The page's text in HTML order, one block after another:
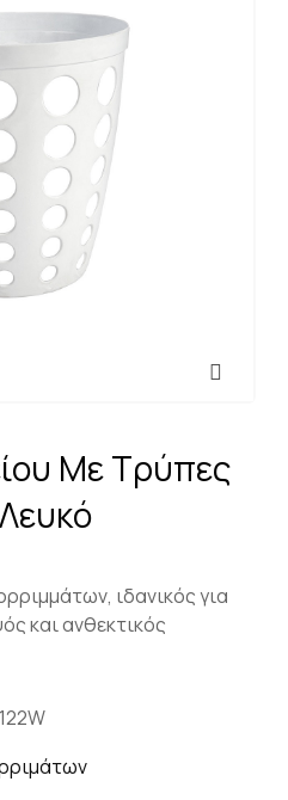
Με Τρύπες
ιδανικός για
και ανθεκτικός